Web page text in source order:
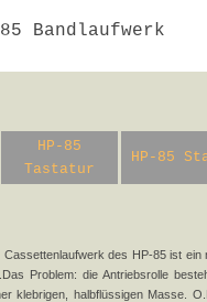
Bandlaufwerk
HP-85
Tastatur
HP-85
Cassettenlaufwerk des HP-85 ist
Problem: die Antriebsrolle
klebrigen, halbflüssigen Masse.